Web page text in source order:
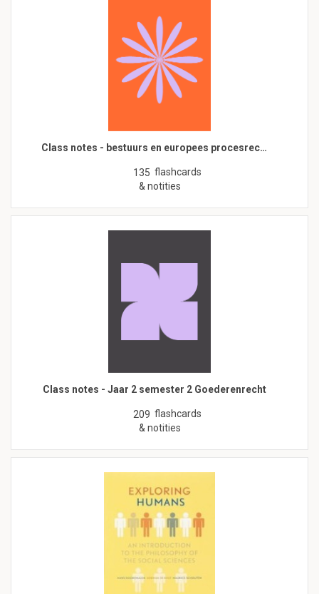
Class notes - bestuurs en europees procesrec…
135 flashcards
& notities
Class notes - Jaar 2 semester 2 Goederenrecht
209 flashcards
& notities